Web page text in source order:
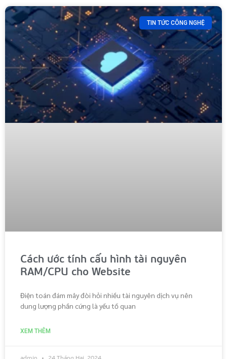
TIN TỨC CÔNG NGHỆ
Cách ước tính cấu hình tài nguyên
RAM/CPU cho Website
Điện toán đám mây đòi hỏi nhiều tài nguyên dịch vụ nên
dung lượng phần cứng là yếu tố quan
XEM THÊM
admin 24 Tháng Hai, 2024